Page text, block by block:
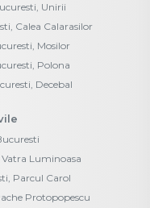
Unirii
Calea Calarasilor
Mosilor
Polona
Decebal
Vatra Luminoasa
Parcul Carol
Protopopescu